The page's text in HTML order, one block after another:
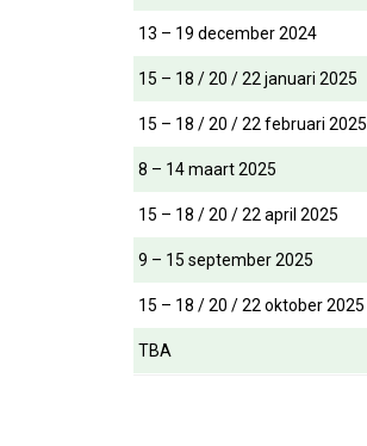
13 – 19 december 2024
15 – 18 / 20 / 22 januari 2025
15 – 18 / 20 / 22 februari 2025
8 – 14 maart 2025
15 – 18 / 20 / 22 april 2025
9 – 15 september 2025
15 – 18 / 20 / 22 oktober 2025
TBA